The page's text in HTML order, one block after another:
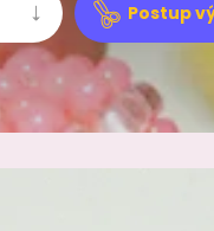
Postup